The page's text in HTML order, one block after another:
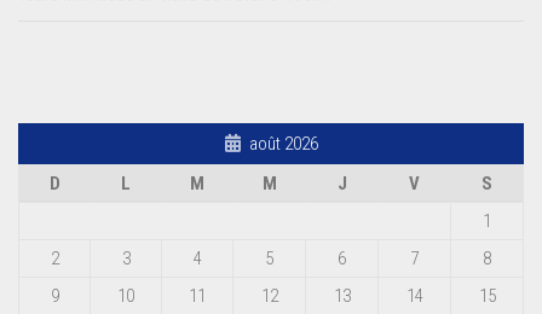
août 2026
D
L M M J V
S
1
2
3 4 5 6 7
8
9
10 11 12 13 14
15